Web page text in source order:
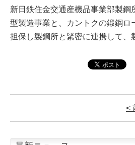
新日鉄住金交通産機品事業部製
型製造事業と、カントクの鍛鋼
担保し製鋼所と緊密に連携して
<